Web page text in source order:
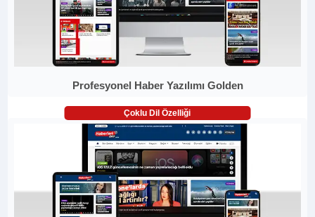
Profesyonel Haber Yazılımı Golden
Çoklu Dil Özelliği